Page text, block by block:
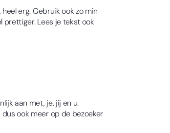
erg. Gebruik ook zo min
prettiger. Lees je tekst ook
aan met, je, jij en u.
ook meer op de bezoeker